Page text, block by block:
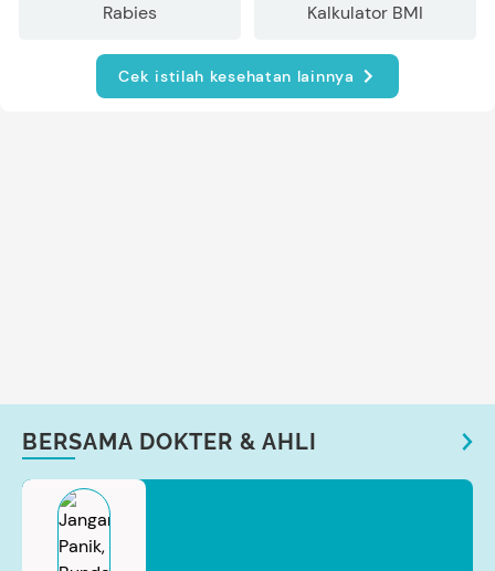
Rabies Kalkulator BMI
Cek istilah kesehatan lainnya
BERSAMA DOKTER & AHLI